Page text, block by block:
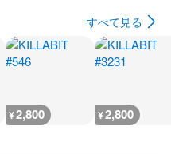
すべて見る
¥2,800 ¥2,800